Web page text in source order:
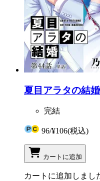
夏目アラタの結
完結
96/¥106(税込)
カートに追加
カートに追加しまし